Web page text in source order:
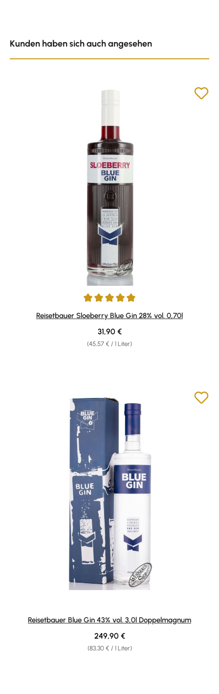
Kunden haben sich auch angesehen
Durchschnittliche Bewertung von 4.89 von 5 Sternen
Reisetbauer Sloeberry Blue Gin 28% vol. 0,70l
(45,57 € / 1 Liter)
Regulärer Preis:
31,90 €
Reisetbauer Blue Gin 43% vol. 3,0l Doppelmagnum
(83,30 € / 1 Liter)
Regulärer Preis:
249,90 €